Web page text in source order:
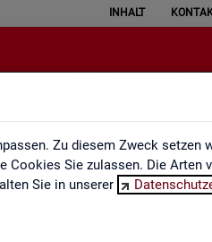
Zu diesem Zweck setzen
Cookies Sie zulassen. Die Arten
Sie in unserer
INHALT